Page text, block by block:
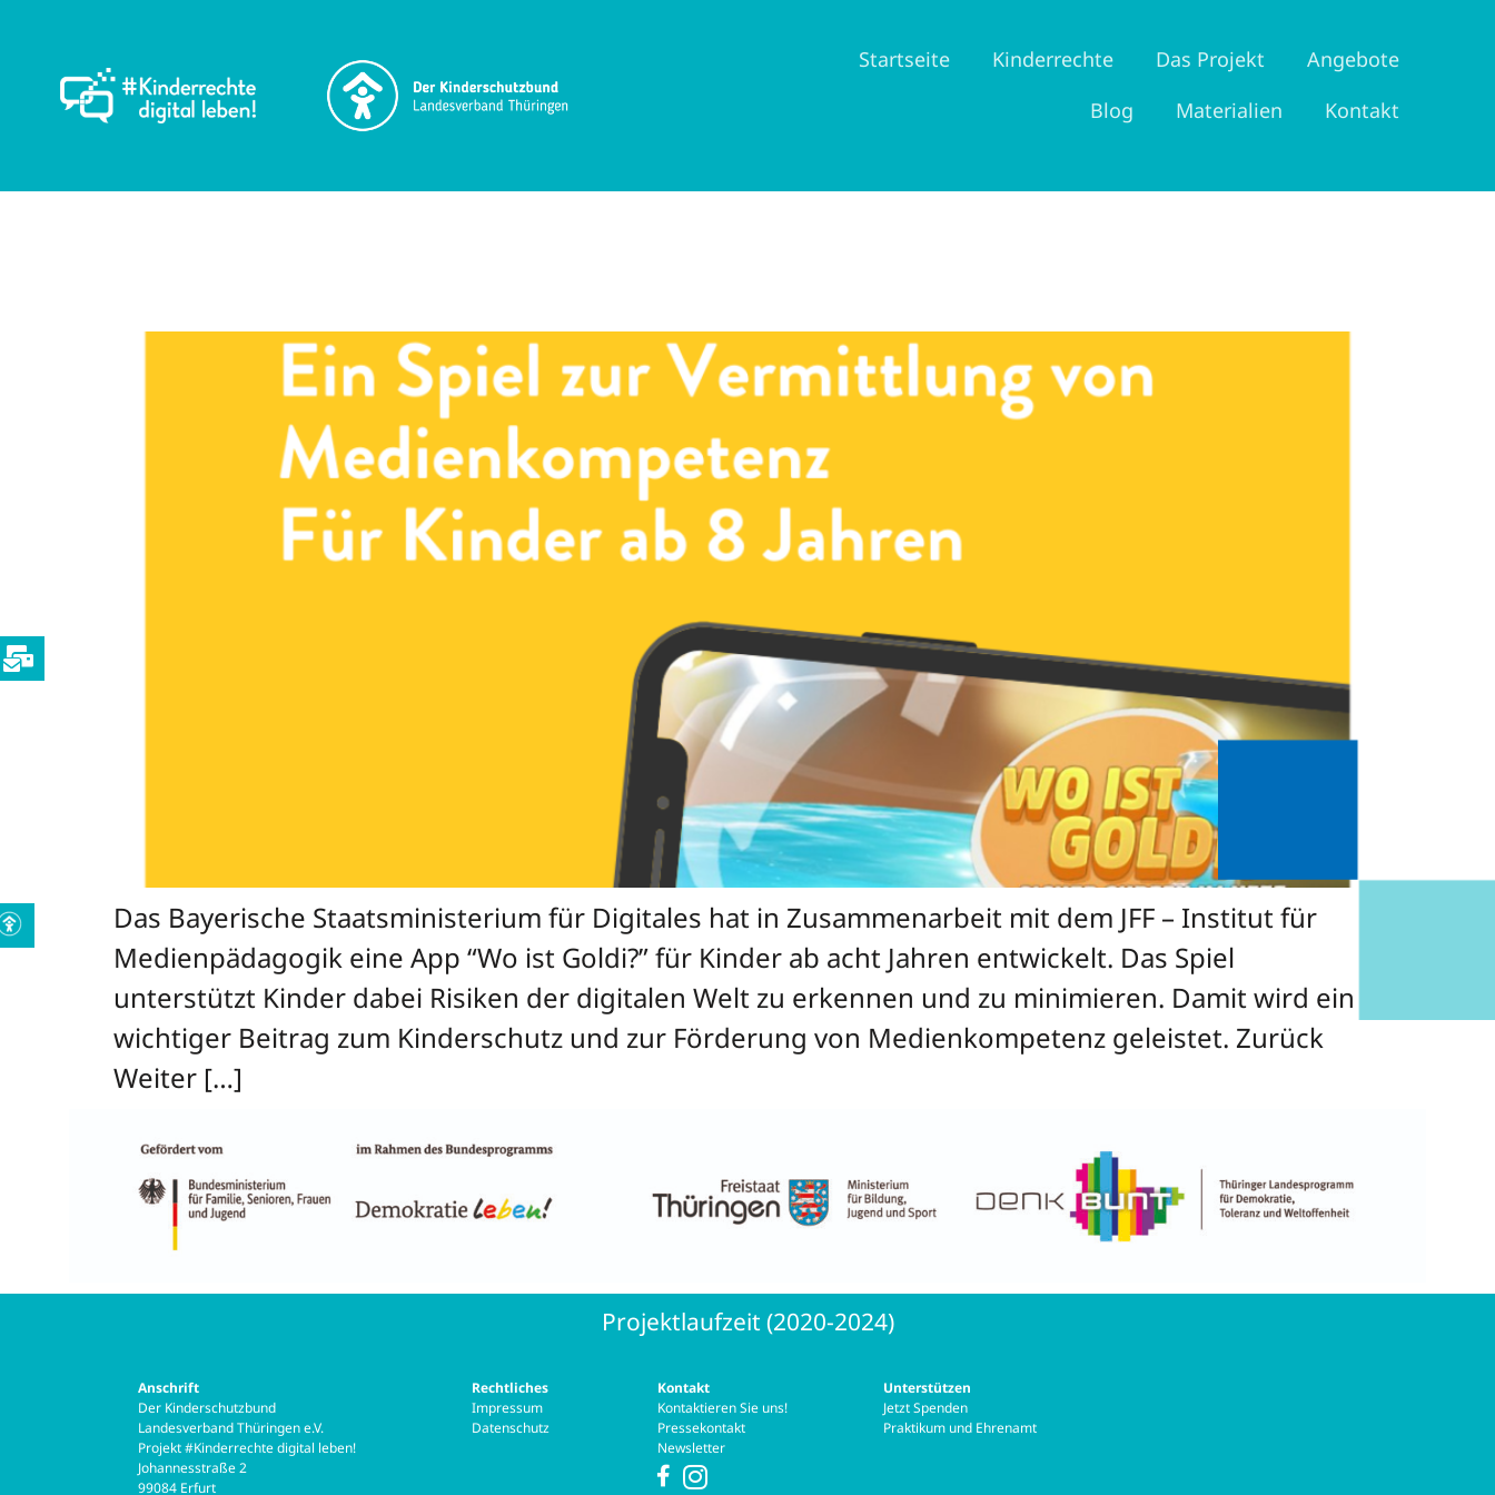
Startseite Kinderrechte Das Projekt
Angebote
Blog
Materialien Kontakt
Das Bayerische Staatsministerium für Digitales hat in Zusammenarbeit mit dem JFF – Institut für
Medienpädagogik eine App “Wo ist Goldi?” für Kinder ab acht Jahren entwickelt. Das Spiel
unterstützt Kinder dabei Risiken der digitalen Welt zu erkennen und zu minimieren. Damit wird ein
wichtiger Beitrag zum Kinderschutz und zur Förderung von Medienkompetenz geleistet. Zurück
Weiter […]
Projektlaufzeit (2020-2024)
Anschrift
Der Kinderschutzbund
Landesverband Thüringen e.V.
Projekt #Kinderrechte digital leben!
Johannesstraße 2
99084 Erfurt
Rechtliches
Impressum
Datenschutz
Kontakt
Kontaktieren Sie uns!
Pressekontakt
Newsletter
Unterstützen
Jetzt Spenden
Praktikum und Ehrenamt